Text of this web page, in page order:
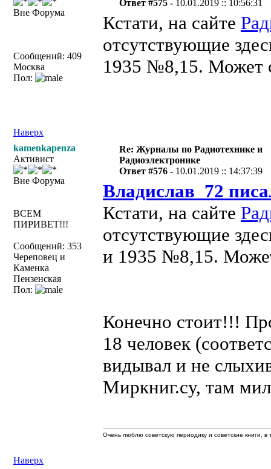
Вне Форума
Сообщений: 409
Москва
Пол:
Ответ #575 - 10.01.2019 :: 10:56:31
Кстати, на сайте
отсутствующие
1935 №8,15. Может
Наверх
kamenkapenza
Активист
Вне Форума
ВСЕМ
ПИРИВЕТ!!!
Сообщений: 353
Череповец и
Каменка
Пензенская
Пол:
Re: Журналы по Радиотехнике и
Радиоэлектронике
Ответ #576 - 10.01.2019 :: 14:37:39
Владислав_72
Кстати, на сайте
отсутствующие
и 1935 №8,15. Может
Конечно стоит!!!
18 человек
видывал и не
Миркниг.су, там
Наверх
Очень люблю советскую периодику и советские книги,